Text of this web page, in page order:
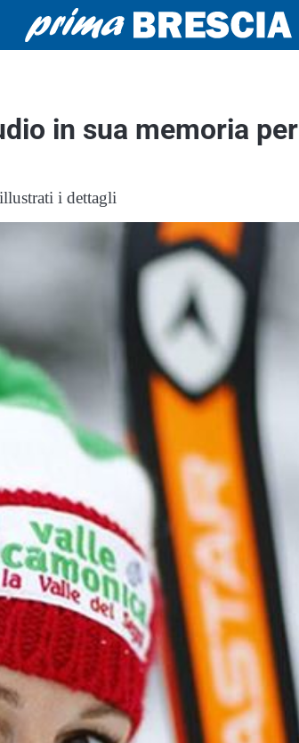
in sua memoria per
i dettagli